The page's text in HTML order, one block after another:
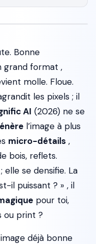
Bonne
grand format ,
molle. Floue.
les pixels ; il
AI (2026) ne se
l’image à plus
micro-détails ,
bois, reflets.
elle se densifie. La
il puissant ? » , il
pour toi,
ou print ?
déjà bonne